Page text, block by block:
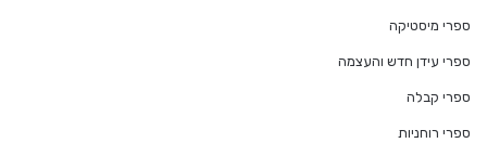
ספרי מיסטיקה
ספרי עידן חדש והעצמה
ספרי קבלה
ספרי רוחניות